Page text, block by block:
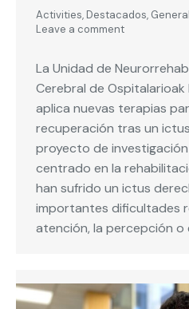
Activities, Destacados, General
Leave a comment
La Unidad de
Cerebral de Ospitalarioak
aplica nuevas terapias
recuperación tras un
proyecto de investigación
centrado en la
han sufrido un ictus
importantes dificultades
atención, la percepción o